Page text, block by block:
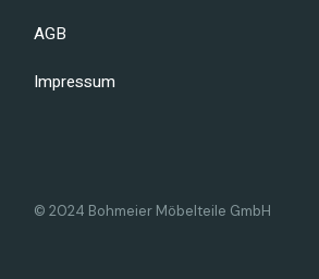
AGB
Impressum
© 2024 Bohmeier Möbelteile GmbH